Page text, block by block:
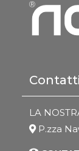
LA
P.zza